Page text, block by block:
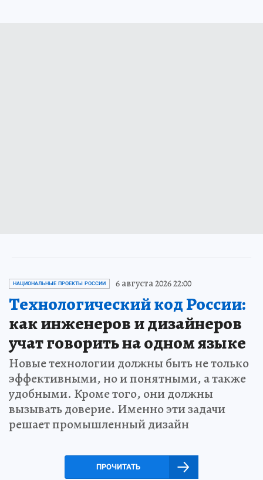
НАЦИОНАЛЬНЫЕ ПРОЕКТЫ РОССИИ 6 августа 2026 22:00
Технологический код России:
как инженеров и дизайнеров
учат говорить на одном языке
Новые технологии должны быть не только
эффективными, но и понятными, а также
удобными. Кроме того, они должны
вызывать доверие. Именно эти задачи
решает промышленный дизайн
ПРОЧИТАТЬ